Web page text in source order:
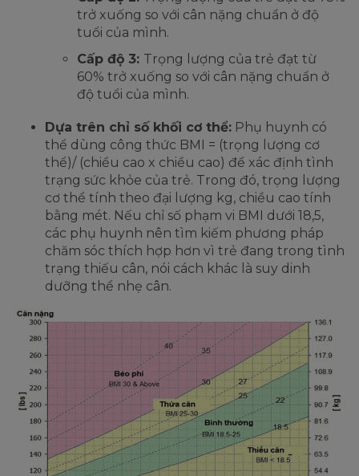
trở xuống so với cân nặng chuẩn ở độ
tuổi của mình.
Cấp độ 3: Trọng lượng của trẻ đạt từ
60% trở xuống so với cân nặng chuẩn ở
độ tuổi của mình.
Dựa trên chỉ số khối cơ thể: Phụ huynh có
thể dùng công thức BMI = (trọng lượng cơ
thể)/ (chiều cao x chiều cao) để xác định tình
trạng sức khỏe của trẻ. Trong đó, trọng lượng
cơ thể tính theo đại lượng kg, chiều cao tính
bằng mét. Nếu chỉ số phạm vi BMI dưới 18,5,
các phụ huynh nên tìm kiếm phương pháp
chăm sóc thích hợp hơn vì trẻ đang trong tình
trạng thiếu cân, nói cách khác là suy dinh
dưỡng thể nhẹ cân.